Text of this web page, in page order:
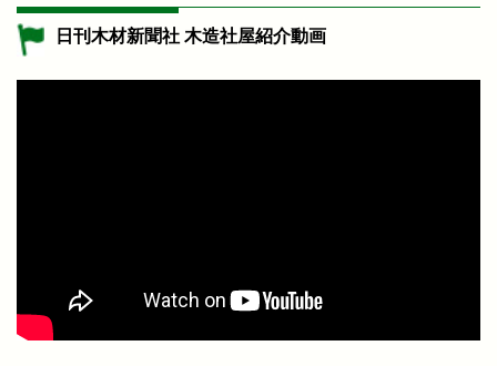
日刊木材新聞社 木造社屋紹介動画